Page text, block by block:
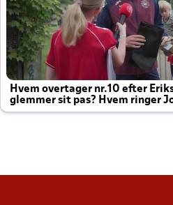
Hvem overtager nr.10 efter
glemmer sit pas? Hvem ringer
altid til efter kampe?